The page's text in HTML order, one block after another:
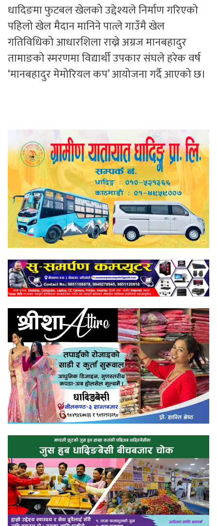
धादिङमा फुटबल खेलको उद्देश्यले निर्माण गरिएको
पहिलो खेल मैदान मानिने पात्ले गाउँमै खेल
गतिविधिको आधारशिला राख्ने अग्रज मानबहादुर
तामाङको स्मरणमा विद्यार्थी उपकार संघले हरेक वर्ष
‘मानबहादुर मेमोरियल कप’ आयोजना गर्दै आएको छ।